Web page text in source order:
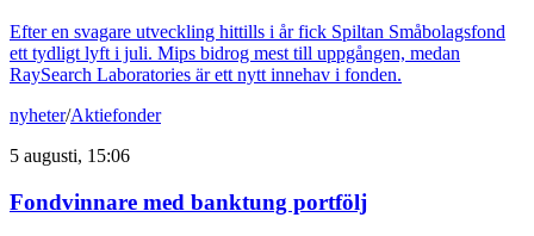
Efter en svagare utveckling hittills i år fick Spiltan Småbolagsfond
ett tydligt lyft i juli. Mips bidrog mest till uppgången, medan
RaySearch Laboratories är ett nytt innehav i fonden.
nyheter/Aktiefonder
5 augusti, 15:06
Fondvinnare med banktung portfölj